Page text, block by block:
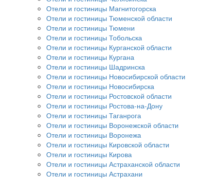
Отели и гостиницы Магнитогорска
Отели и гостиницы Тюменской области
Отели и гостиницы Тюмени
Отели и гостиницы Тобольска
Отели и гостиницы Курганской области
Отели и гостиницы Кургана
Отели и гостиницы Шадринска
Отели и гостиницы Новосибирской области
Отели и гостиницы Новосибирска
Отели и гостиницы Ростовской области
Отели и гостиницы Ростова-на-Дону
Отели и гостиницы Таганрога
Отели и гостиницы Воронежской области
Отели и гостиницы Воронежа
Отели и гостиницы Кировской области
Отели и гостиницы Кирова
Отели и гостиницы Астраханской области
Отели и гостиницы Астрахани